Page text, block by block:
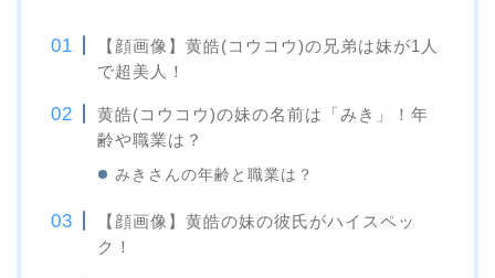
【顔画像】黄皓(コウコウ)の兄弟は妹が1人
で超美人！
黄皓(コウコウ)の妹の名前は「みき」！年
齢や職業は？
みきさんの年齢と職業は？
【顔画像】黄皓の妹の彼氏がハイスペッ
ク！